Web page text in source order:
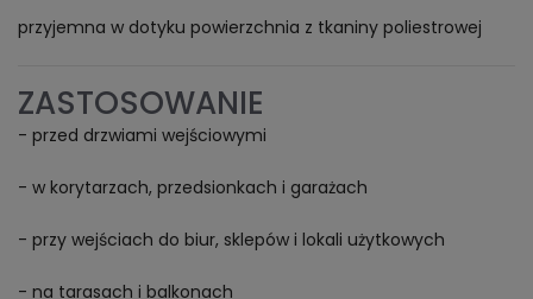
przyjemna w dotyku powierzchnia z tkaniny poliestrowej
ZASTOSOWANIE
- przed drzwiami wejściowymi
- w korytarzach, przedsionkach i garażach
- przy wejściach do biur, sklepów i lokali użytkowych
- na tarasach i balkonach